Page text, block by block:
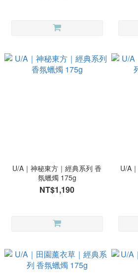
U/A｜神秘東方｜經典系列 香
氛蠟燭 175g
NT$1,190
U/A